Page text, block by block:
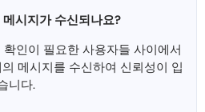
시지가 수신되나요?
인이 필요한 사용자들 사이에서
메시지를 수신하여 신뢰성이 입
니다.